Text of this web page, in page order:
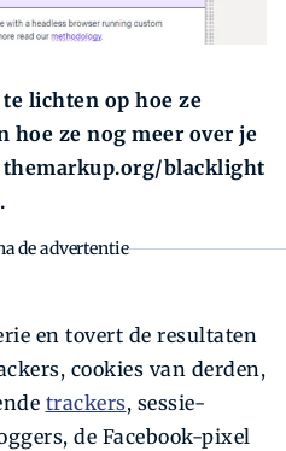
lichten op hoe ze
hoe ze nog meer over je
blacklight
de advertentie
en tovert de resultaten
cookies van derden,
trackers, sessie-
de Facebook-pixel